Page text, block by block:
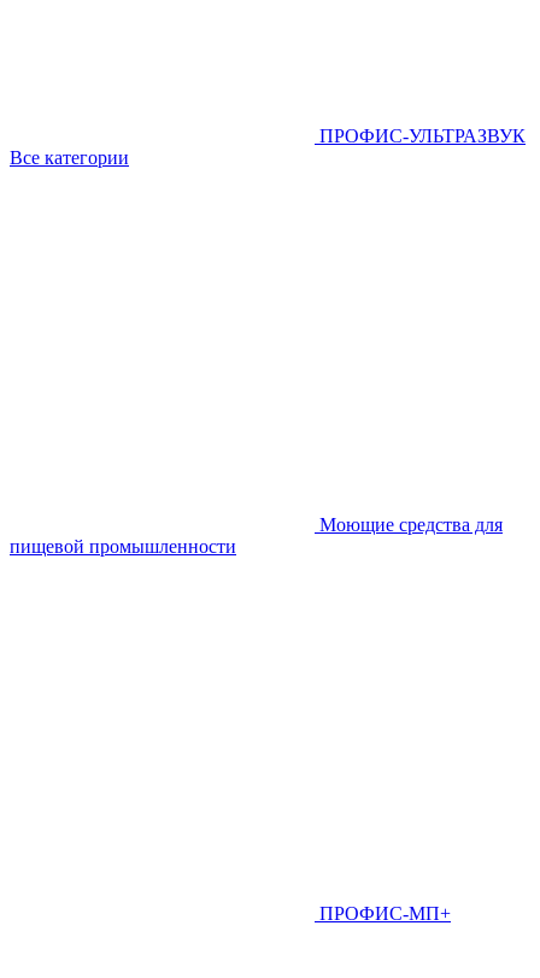
ПРОФИС-УЛЬТРАЗВУК
Все категории
Моющие средства для
пищевой промышленности
ПРОФИС-МП+